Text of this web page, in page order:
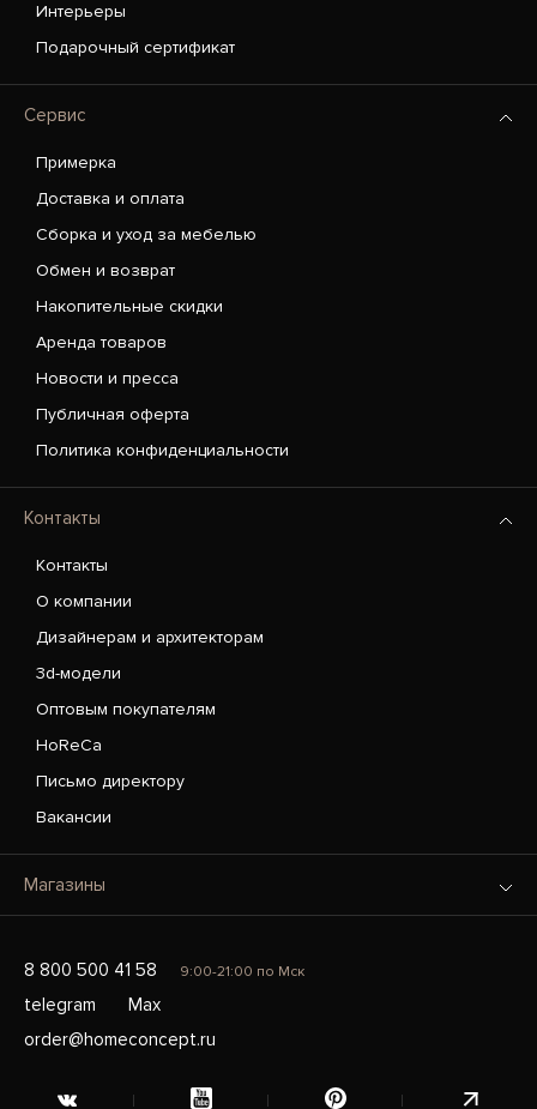
Интерьеры
Подарочный сертификат
Сервис
Примерка
Доставка и оплата
Сборка и уход за мебелью
Обмен и возврат
Накопительные скидки
Аренда товаров
Новости и пресса
Публичная оферта
Политика конфиденциальности
Контакты
Контакты
О компании
Дизайнерам и архитекторам
3d-модели
Оптовым покупателям
HoReCa
Письмо директору
Вакансии
Магазины
8 800 500 41 58 9:00-21:00 по Мск
telegram
Max
order@homeconcept.ru